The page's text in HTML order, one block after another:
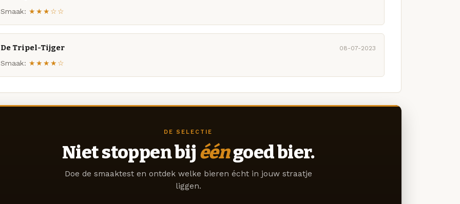
Smaak: ★★★☆☆
De Tripel-Tijger 08-07-2023
Smaak: ★★★★☆
DE SELECTIE
Niet stoppen bij ééngoed bier.
Doe de smaaktest en ontdek welke bieren écht in jouw straatje
liggen.